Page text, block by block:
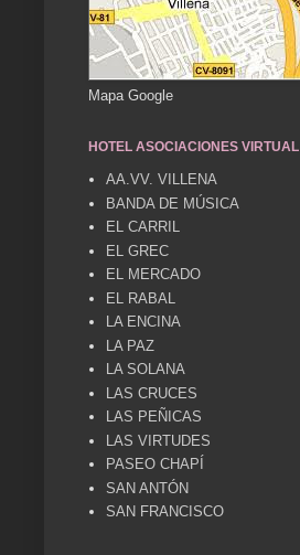
Mapa Google
HOTEL ASOCIACIONES VIRTUAL
AA.VV. VILLENA
BANDA DE MÚSICA
EL CARRIL
EL GREC
EL MERCADO
EL RABAL
LA ENCINA
LA PAZ
LA SOLANA
LAS CRUCES
LAS PEÑICAS
LAS VIRTUDES
PASEO CHAPÍ
SAN ANTÓN
SAN FRANCISCO